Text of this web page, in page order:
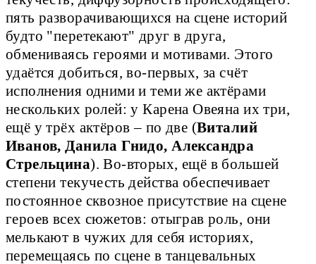
пять разворачивающихся на сцене историй
будто "перетекают" друг в друга,
обмениваясь героями и мотивами. Этого
удаётся добиться, во-первых, за счёт
исполнения одними и теми же актёрами
нескольких ролей: у Карена Овеяна их три,
ещё у трёх актёров – по две (Виталий
Иванов, Данила Гнидо, Александра
Стрельцина). Во-вторых, ещё в большей
степени текучесть действа обеспечивает
постоянное сквозное присутствие на сцене
героев всех сюжетов: отыграв роль, они
мелькают в чужих для себя историях,
перемещаясь по сцене в танцевальных